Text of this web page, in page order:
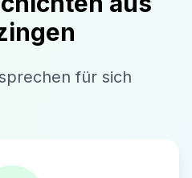
für sich